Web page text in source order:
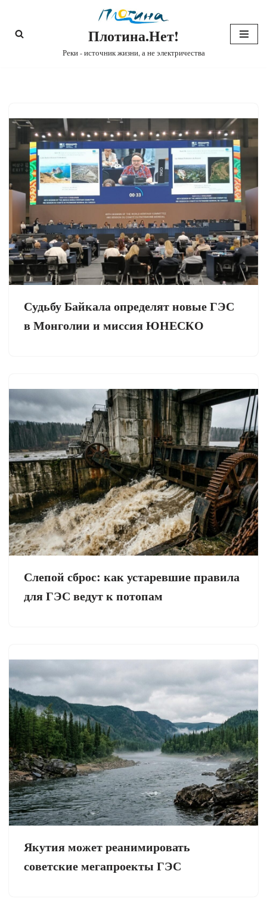
Перейти
Плотина.Нет!
Реки - источник жизни, а не электричества
Судьбу Байкала определят новые ГЭС
в Монголии и миссия ЮНЕСКО
Слепой сброс: как устаревшие правила
для ГЭС ведут к потопам
Якутия может реанимировать
советские мегапроекты ГЭС